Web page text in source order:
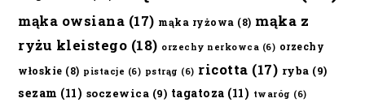
mąka owsiana (17) mąka ryżowa (8) mąka z
ryżu kleistego (18) orzechy nerkowca (6) orzechy
włoskie (8) pistacje (6) pstrąg (6) ricotta (17) ryba (9)
sezam (11) soczewica (9) tagatoza (11) twaróg (6)